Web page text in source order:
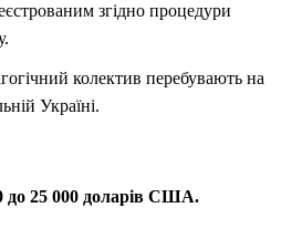
згідно процедури
колектив перебувають на
Україні.
до 25 000 доларів США.